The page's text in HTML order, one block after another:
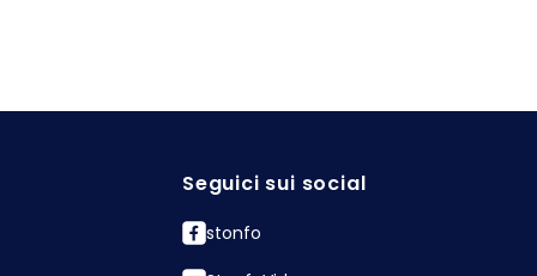
Seguici sui social
stonfo